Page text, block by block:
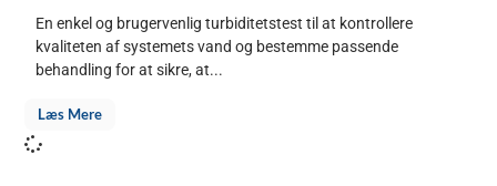
En enkel og brugervenlig turbiditetstest til at kontrollere
kvaliteten af systemets vand og bestemme passende
behandling for at sikre, at...
Læs Mere